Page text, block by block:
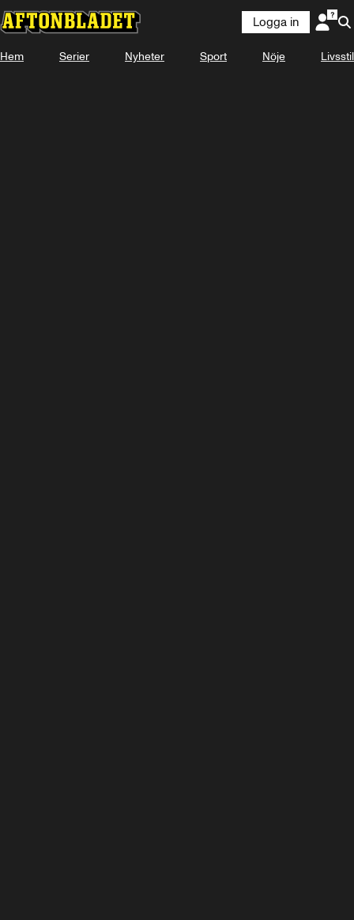
Logga in
Hem Serier Nyheter Sport Nöje Livsstil